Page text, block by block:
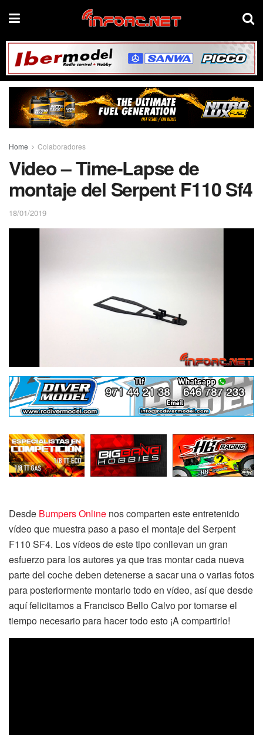
Home Colaboradores
Video – Time-Lapse de
montaje del Serpent F110 Sf4
18/01/2019
Desde Bumpers Online nos comparten este entretenido
vídeo que muestra paso a paso el montaje del Serpent
F110 SF4. Los vídeos de este tipo conllevan un gran
esfuerzo para los autores ya que tras montar cada nueva
parte del coche deben detenerse a sacar una o varias fotos
para posteriormente montarlo todo en vídeo, así que desde
aquí felicitamos a Francisco Bello Calvo por tomarse el
tiempo necesario para hacer todo esto ¡A compartirlo!